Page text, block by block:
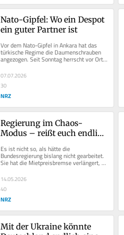
Nato-Gipfel: Wo ein Despot
ein guter Partner ist
Vor dem Nato-Gipfel in Ankara hat das
türkische Regime die Daumenschrauben
angezogen. Seit Sonntag herrscht vor Ort
ein Versammlungsverbot. In den...
07.07.2026
30
NRZ
Regierung im Chaos-
Modus – reißt euch endlich
Es ist nicht so, als hätte die
Bundesregierung bislang nicht gearbeitet.
Sie hat die Mietpreisbremse verlängert,
mit der Turbo-Abschreibung neue...
14.05.2026
40
NRZ
Mit der Ukraine könnte